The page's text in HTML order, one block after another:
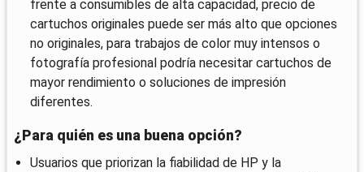
frente a consumibles de alta capacidad, precio de
cartuchos originales puede ser más alto que opciones
no originales, para trabajos de color muy intensos o
fotografía profesional podría necesitar cartuchos de
mayor rendimiento o soluciones de impresión
diferentes.
¿Para quién es una buena opción?
Usuarios que priorizan la fiabilidad de HP y la